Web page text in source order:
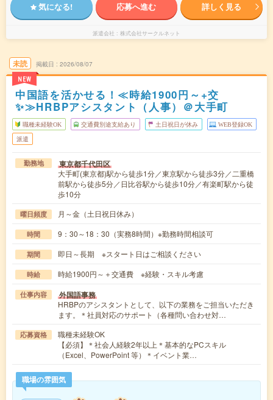
気になる! 応募へ進む 詳しく見る
派遣会社 株式会社サークルネット
未読
NEW
掲載日 2026/08/07
中国語を活かせる！≪時給1900円～+交
✨≫HRBPアシスタント（人事）＠大手町
職種未経験OK 交通費別途支給あり 土日祝日が休み WEB登録OK
派遣
勤務地 東京都千代田区
大手町(東京都)駅から徒歩1分／東京駅から徒歩3分／二重橋
前駅から徒歩5分／日比谷駅から徒歩10分／有楽町駅から徒
歩10分
曜日頻度 月～金（土日祝日休み）
時間 9：30～18：30（実務8時間）※勤務時間相談可
期間 即日～長期 ※スタート日はご相談ください
時給 時給1900円～＋交通費 ※経験・スキル考慮
仕事内容 外国語事務
HRBPのアシスタントとして、以下の業務をご担当いただき
ます。＊社員対応のサポート（各種問い合わせ対…
応募資格
職種未経験OK
【必須】＊社会人経験2年以上＊基本的なPCスキル
（Excel、PowerPoint 等）＊イベント業…
職場の雰囲気